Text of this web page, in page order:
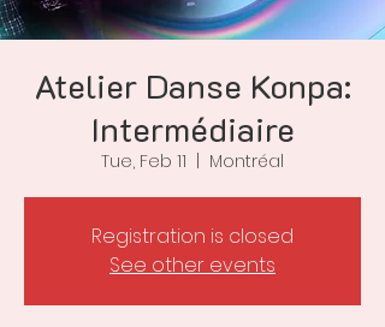
Atelier Danse Konpa:
Intermédiaire
Tue, Feb 11 Montréal
Registration is closed
See other events